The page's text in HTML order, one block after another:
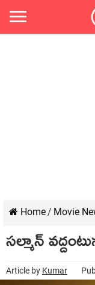
Home/ Movie
సల్మాన్
Article by Kumar